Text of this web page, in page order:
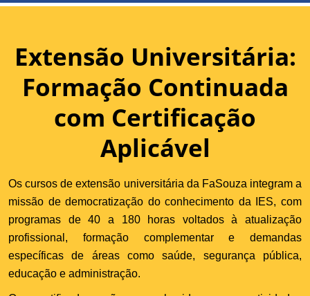
Extensão Universitária:
Formação Continuada
com Certificação
Aplicável
Os cursos de extensão universitária da FaSouza integram a
missão de democratização do conhecimento da IES, com
programas de 40 a 180 horas voltados à atualização
profissional, formação complementar e demandas
específicas de áreas como saúde, segurança pública,
educação e administração.